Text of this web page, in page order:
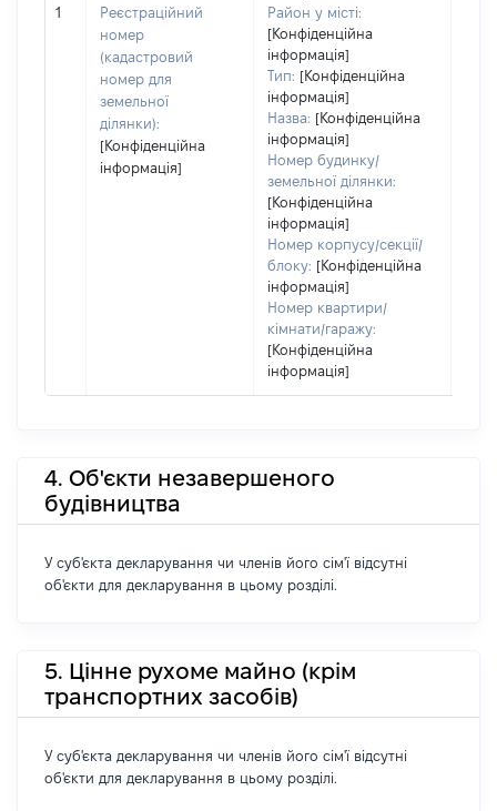
1
Реєстраційний
номер
(кадастровий
номер для
земельної
ділянки):
[Конфіденційна
інформація]
Район у місті:
[Конфіденційна
інформація]
Тип: [Конфіденційна
інформація]
Назва: [Конфіденційна
інформація]
Номер будинку/
земельної ділянки:
[Конфіденційна
інформація]
Номер корпусу/секції/
блоку: [Конфіденційна
інформація]
Номер квартири/
кімнати/гаражу:
[Конфіденційна
інформація]
4. Об'єкти незавершеного
будівництва
У суб'єкта декларування чи членів його сім'ї відсутні
об'єкти для декларування в цьому розділі.
5. Цінне рухоме майно (крім
транспортних засобів)
У суб'єкта декларування чи членів його сім'ї відсутні
об'єкти для декларування в цьому розділі.